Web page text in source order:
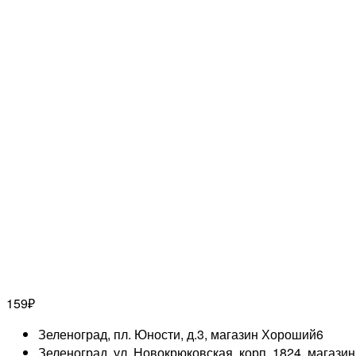
159₽
Зеленоград, пл. Юности, д.3, магазин Хороший6